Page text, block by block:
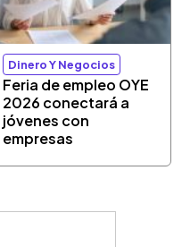
Dinero Y Negocios
Feria de empleo OYE
2026 conectará a
jóvenes con
empresas